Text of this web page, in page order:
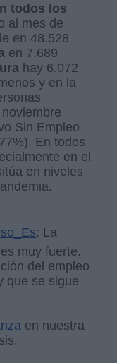
todos los
al mes de
en 48.528
en 7.689
hay 6.072
y en la
Sin Empleo
En todos
en el
en niveles
: La
muy fuerte.
del empleo
que se sigue
en nuestra